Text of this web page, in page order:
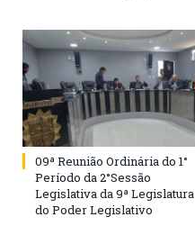
09ª Reunião Ordinária do 1°
Período da 2°Sessão
Legislativa da 9ª Legislatura
do Poder Legislativo